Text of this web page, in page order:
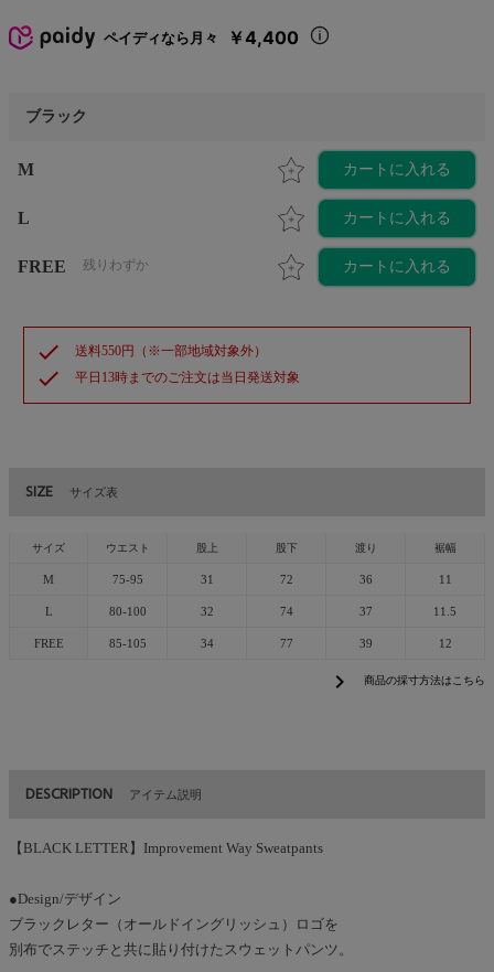
ペイディなら月々 ￥4,400
ブラック
M カートに入れる
L カートに入れる
FREE 残りわずか カートに入れる
check 送料550円（※一部地域対象外）
check 平日13時までのご注文は当日発送対象
SIZE サイズ表
サイズ ウエスト 股上 股下 渡り 裾幅
M 75-95 31 72 36 11
L 80-100 32 74 37 11.5
FREE 85-105 34 77 39 12
chevron_right 商品の採寸方法はこちら
DESCRIPTION アイテム説明
【BLACK LETTER】Improvement Way Sweatpants
●Design/デザイン
ブラックレター（オールドイングリッシュ）ロゴを
別布でステッチと共に貼り付けたスウェットパンツ。